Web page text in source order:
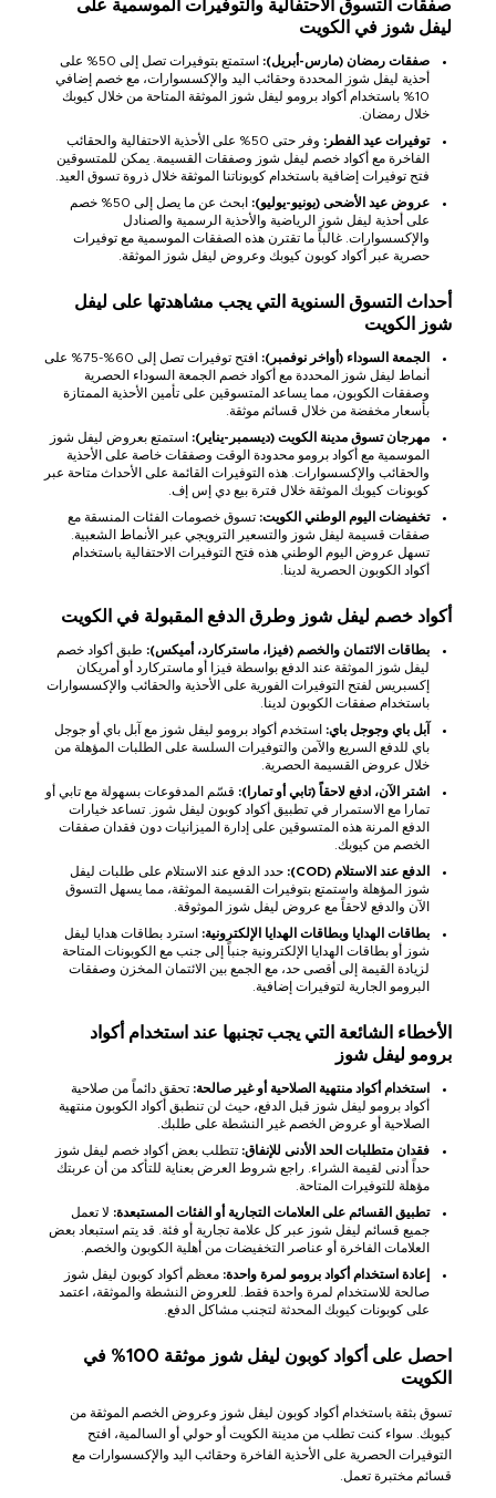
صفقات التسوق الاحتفالية والتوفيرات الموسمية على
ليفل شوز في الكويت
صفقات رمضان (مارس-أبريل):
استمتع بتوفيرات تصل إلى 50% على
أحذية ليفل شوز المحددة وحقائب اليد والإكسسوارات، مع خصم إضافي
10% باستخدام أكواد برومو ليفل شوز الموثقة المتاحة من خلال كيوبك
خلال رمضان.
توفيرات عيد الفطر:
وفر حتى 50% على الأحذية الاحتفالية والحقائب
الفاخرة مع أكواد خصم ليفل شوز وصفقات القسيمة. يمكن للمتسوقين
فتح توفيرات إضافية باستخدام كوبوناتنا الموثقة خلال ذروة تسوق العيد.
عروض عيد الأضحى (يونيو-يوليو):
ابحث عن ما يصل إلى 50% خصم
على أحذية ليفل شوز الرياضية والأحذية الرسمية والصنادل
والإكسسوارات. غالباً ما تقترن هذه الصفقات الموسمية مع توفيرات
حصرية عبر أكواد كوبون كيوبك وعروض ليفل شوز الموثقة.
أحداث التسوق السنوية التي يجب مشاهدتها على ليفل
شوز الكويت
الجمعة السوداء (أواخر نوفمبر):
افتح توفيرات تصل إلى 60%-75% على
أنماط ليفل شوز المحددة مع أكواد خصم الجمعة السوداء الحصرية
وصفقات الكوبون، مما يساعد المتسوقين على تأمين الأحذية الممتازة
بأسعار مخفضة من خلال قسائم موثقة.
مهرجان تسوق مدينة الكويت (ديسمبر-يناير):
استمتع بعروض ليفل شوز
الموسمية مع أكواد برومو محدودة الوقت وصفقات خاصة على الأحذية
والحقائب والإكسسوارات. هذه التوفيرات القائمة على الأحداث متاحة عبر
كوبونات كيوبك الموثقة خلال فترة بيع دي إس إف.
تخفيضات اليوم الوطني الكويت: تسوق خصومات الفئات المنسقة مع
صفقات قسيمة ليفل شوز والتسعير الترويجي عبر الأنماط الشعبية.
تسهل عروض اليوم الوطني هذه فتح التوفيرات الاحتفالية باستخدام
أكواد الكوبون الحصرية لدينا.
أكواد خصم ليفل شوز وطرق الدفع المقبولة في الكويت
بطاقات الائتمان والخصم (فيزا، ماستركارد، أميكس): طبق أكواد خصم
ليفل شوز الموثقة عند الدفع بواسطة فيزا أو ماستركارد أو أمريكان
إكسبريس لفتح التوفيرات الفورية على الأحذية والحقائب والإكسسوارات
باستخدام صفقات الكوبون لدينا.
آبل باي وجوجل باي: استخدم أكواد برومو ليفل شوز مع آبل باي أو جوجل
باي للدفع السريع والآمن والتوفيرات السلسة على الطلبات المؤهلة من
خلال عروض القسيمة الحصرية.
اشتر الآن، ادفع لاحقاً (تابي أو تمارا): قسّم المدفوعات بسهولة مع تابي أو
تمارا مع الاستمرار في تطبيق أكواد كوبون ليفل شوز. تساعد خيارات
الدفع المرنة هذه المتسوقين على إدارة الميزانيات دون فقدان صفقات
الخصم من كيوبك.
الدفع عند الاستلام (COD):
حدد الدفع عند الاستلام على طلبات ليفل
شوز المؤهلة واستمتع بتوفيرات القسيمة الموثقة، مما يسهل التسوق
الآن والدفع لاحقاً مع عروض ليفل شوز الموثوقة.
بطاقات الهدايا وبطاقات الهدايا الإلكترونية: استرد بطاقات هدايا ليفل
شوز أو بطاقات الهدايا الإلكترونية جنباً إلى جنب مع الكوبونات المتاحة
لزيادة القيمة إلى أقصى حد، مع الجمع بين الائتمان المخزن وصفقات
البرومو الجارية لتوفيرات إضافية.
الأخطاء الشائعة التي يجب تجنبها عند استخدام أكواد
برومو ليفل شوز
استخدام أكواد منتهية الصلاحية أو غير صالحة: تحقق دائماً من صلاحية
أكواد برومو ليفل شوز قبل الدفع، حيث لن تنطبق أكواد الكوبون منتهية
الصلاحية أو عروض الخصم غير النشطة على طلبك.
فقدان متطلبات الحد الأدنى للإنفاق: تتطلب بعض أكواد خصم ليفل شوز
حداً أدنى لقيمة الشراء. راجع شروط العرض بعناية للتأكد من أن عربتك
مؤهلة للتوفيرات المتاحة.
تطبيق القسائم على العلامات التجارية أو الفئات المستبعدة: لا تعمل
جميع قسائم ليفل شوز عبر كل علامة تجارية أو فئة. قد يتم استبعاد بعض
العلامات الفاخرة أو عناصر التخفيضات من أهلية الكوبون والخصم.
إعادة استخدام أكواد برومو لمرة واحدة: معظم أكواد كوبون ليفل شوز
صالحة للاستخدام لمرة واحدة فقط. للعروض النشطة والموثقة، اعتمد
على كوبونات كيوبك المحدثة لتجنب مشاكل الدفع.
احصل على أكواد كوبون ليفل شوز موثقة 100% في
الكويت
تسوق بثقة باستخدام أكواد كوبون ليفل شوز وعروض الخصم الموثقة من
كيوبك. سواء كنت تطلب من مدينة الكويت أو حولي أو السالمية، افتح
التوفيرات الحصرية على الأحذية الفاخرة وحقائب اليد والإكسسوارات مع
قسائم مختبرة تعمل.